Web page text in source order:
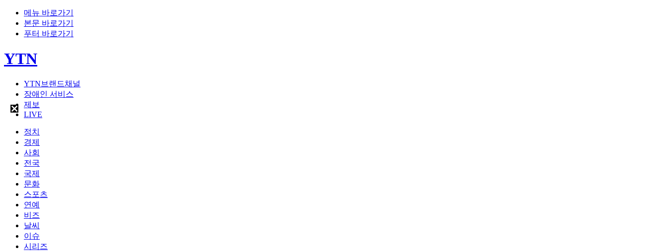
메뉴 바로가기
본문 바로가기
푸터 바로가기
YTN
YTN브랜드채널
장애인 서비스
제보
LIVE
정치
경제
사회
전국
국제
문화
스포츠
연예
비즈
날씨
이슈
시리즈